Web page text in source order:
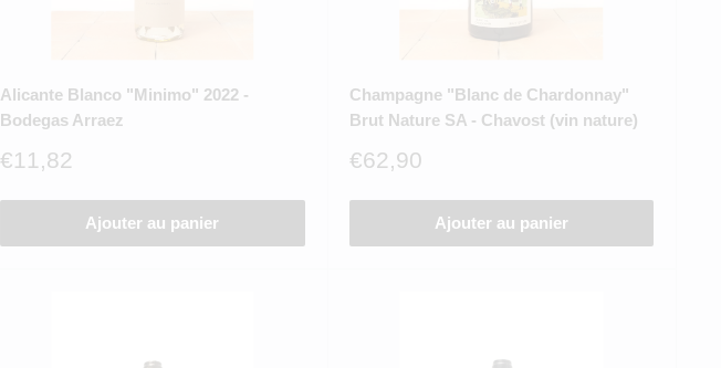
Alicante Blanco "Minimo" 2022 -
Bodegas Arraez
Prix
€11,82
Ajouter au panier
Champagne "Blanc de Chardonnay"
Brut Nature SA - Chavost (vin nature)
Prix
€62,90
Ajouter au panier